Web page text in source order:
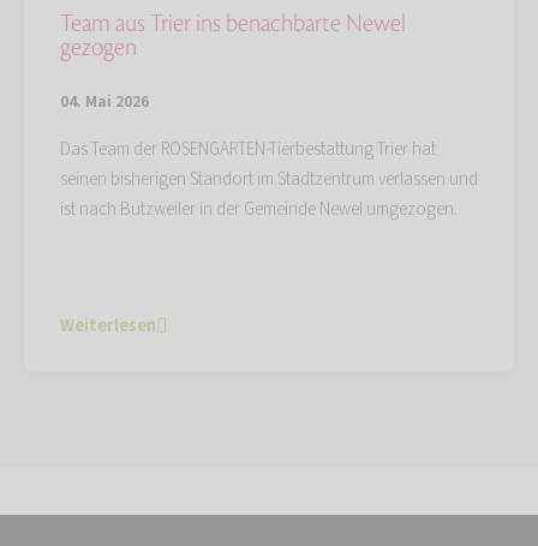
Team aus Trier ins benachbarte Newel
gezogen
04. Mai 2026
Das Team der ROSENGARTEN-Tierbestattung Trier hat
seinen bisherigen Standort im Stadtzentrum verlassen und
ist nach Butzweiler in der Gemeinde Newel umgezogen.
Weiterlesen